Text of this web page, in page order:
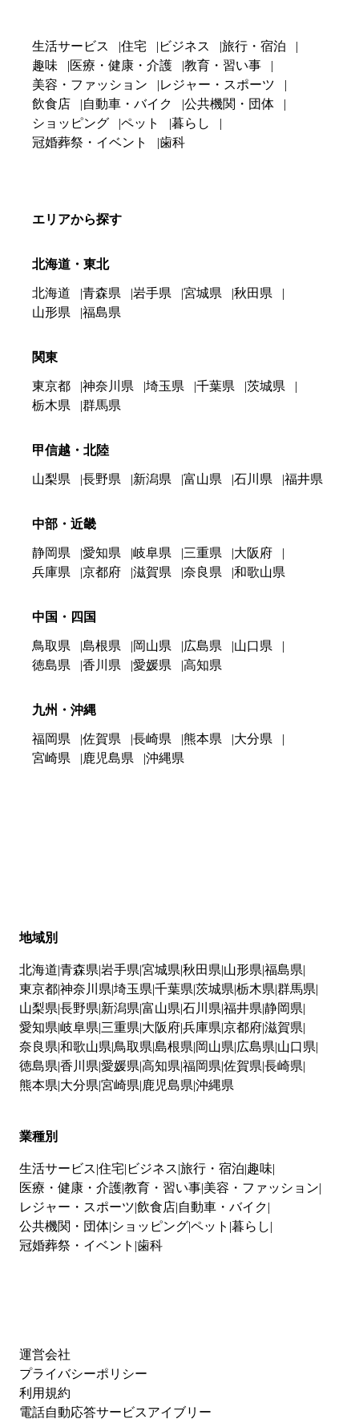
生活サービス 住宅 ビジネス
旅行・宿泊
趣味
医療・健康・介護
教育・習い事
美容・ファッション
レジャー・スポーツ
飲食店
自動車・バイク
公共機関・団体
ショッピング
ペット
暮らし
冠婚葬祭・イベント
歯科
エリアから探す
北海道・東北
北海道 青森県 岩手県 宮城県
秋田県
山形県
福島県
関東
東京都 神奈川県 埼玉県 千葉県
茨城県
栃木県
群馬県
甲信越・北陸
山梨県 長野県 新潟県 富山県 石川県 福井県
中部・近畿
静岡県 愛知県 岐阜県 三重県
大阪府
兵庫県
京都府 滋賀県 奈良県 和歌山県
中国・四国
鳥取県 島根県 岡山県 広島県
山口県
徳島県
香川県 愛媛県 高知県
九州・沖縄
福岡県 佐賀県 長崎県 熊本県
大分県
宮崎県
鹿児島県 沖縄県
地域別
北海道 青森県 岩手県 宮城県 秋田県 山形県 福島県
東京都神奈川県 埼玉県 千葉県 茨城県 栃木県 群馬県
山梨県 長野県 新潟県 富山県 石川県 福井県 静岡県
愛知県 岐阜県 三重県 大阪府兵庫県 京都府滋賀県
奈良県 和歌山県 鳥取県 島根県 岡山県 広島県 山口県
徳島県 香川県 愛媛県 高知県 福岡県 佐賀県 長崎県
熊本県 大分県 宮崎県 鹿児島県 沖縄県
業種別
生活サービス 住宅 ビジネス 旅行・宿泊 趣味
医療・健康・介護教育・習い事 美容・ファッション
レジャー・スポーツ 飲食店 自動車・バイク
公共機関・団体 ショッピングペット 暮らし
冠婚葬祭・イベント 歯科
運営会社
プライバシーポリシー
利用規約
電話自動応答サービスアイブリー